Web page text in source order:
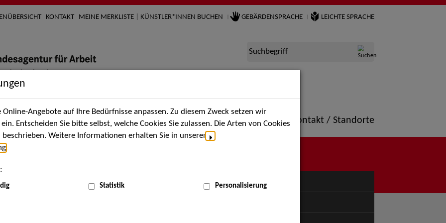
KONTAKT MEINE MERKLISTE | KÜNSTLER*INNEN BUCHEN GEBÄRDENSPRACHE LEICHTE SPRACHE
Suchbegriff
Künstler*innen Über uns Aktuelles Termine Portfolio Kontakt / Standorte
MENÜ
Angebote auf Ihre Bedürfnisse anpassen. Zu diesem Zweck setzen wir
Entscheiden Sie bitte selbst, welche Cookies Sie zulassen. Die Arten von Cookies
Weitere Informationen erhalten Sie in unserer
Statistik Personalisierung